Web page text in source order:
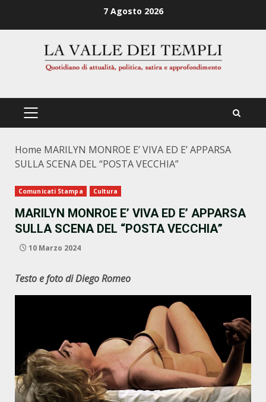
7 Agosto 2026
PRIMÄRES
Home MARILYN MONROE E’ VIVA ED E’ APPARSA
SULLA SCENA DEL “POSTA VECCHIA”
Comunicati Stampa Cultura
MARILYN MONROE E’ VIVA ED E’ APPARSA
SULLA SCENA DEL “POSTA VECCHIA”
10 Marzo 2024
Testo e foto di Diego Romeo